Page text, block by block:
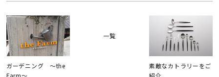
プライバシー
ポリシー
ソーシャルメディアポリ
サイトマップ
ガーデニング ～the
Farm～
一覧
素敵なカトラリーをご
紹介